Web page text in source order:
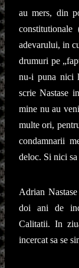
au mers, din
adevarului, in
drumuri pe
nu-i puna nici
scrie Nastase
mine nu au
multe ori,
condamnarii
deloc. Si nici
Adrian
doi ani de
Calitatii. In
incercat sa se